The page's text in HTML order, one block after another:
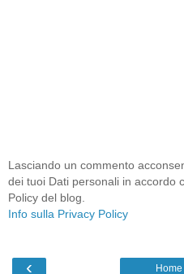
Lasciando un commento
dei tuoi Dati personali in accordo
Policy del blog.
Info sulla Privacy Policy
‹